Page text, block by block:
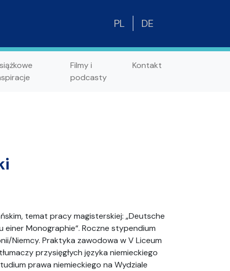
PL DE
Filmy i
podcasty
Kontakt
temat pracy magisterskiej: „Deutsche
Monographie“. Roczne stypendium
Niemcy. Praktyka zawodowa w V Liceum
przysięgłych języka niemieckiego
prawa niemieckiego na Wydziale